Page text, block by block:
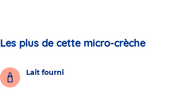
Les plus de cette micro-crèche
Lait fourni